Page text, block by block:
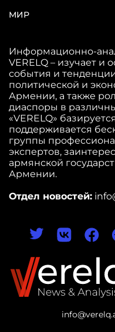
МИР
Информационно-
VERELQ – изучает
события и
политической и
Армении, а также
диаспоры в
«VERELQ»
поддерживается
группы
экспертов,
армянской
Армении.
Отдел новостей: